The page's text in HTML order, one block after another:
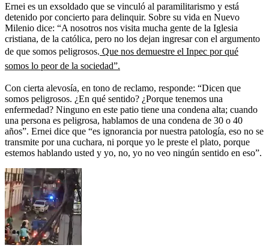
Ernei es un exsoldado que se vinculó al paramilitarismo y está
detenido por concierto para delinquir. Sobre su vida en Nuevo
Milenio dice: “A nosotros nos visita mucha gente de la Iglesia
cristiana, de la católica, pero no los dejan ingresar con el argumento
de que somos peligrosos. Que nos demuestre el Inpec por qué
somos lo peor de la sociedad”.
Con cierta alevosía, en tono de reclamo, responde: “Dicen que
somos peligrosos. ¿En qué sentido? ¿Porque tenemos una
enfermedad? Ninguno en este patio tiene una condena alta; cuando
una persona es peligrosa, hablamos de una condena de 30 o 40
años”. Ernei dice que “es ignorancia por nuestra patología, eso no se
transmite por una cuchara, ni porque yo le preste el plato, porque
estemos hablando usted y yo, no, yo no veo ningún sentido en eso”.